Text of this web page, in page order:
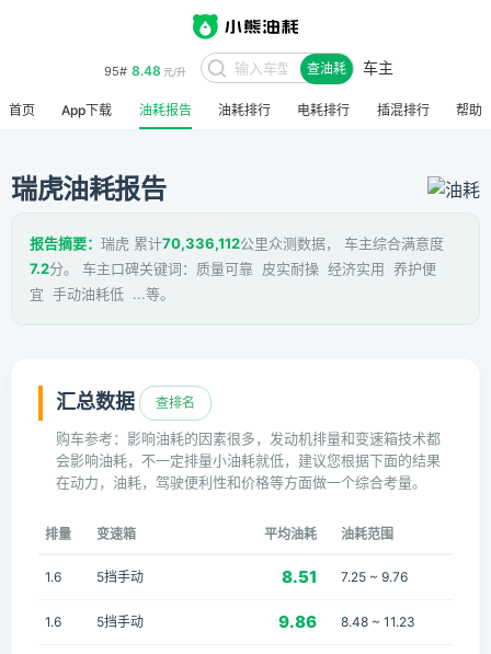
95# 8.48 元/升 查油耗 车主
首页 App下载 油耗报告 油耗排行 电耗排行 插混排行 帮助
瑞虎油耗报告
报告摘要： 瑞虎 累计70,336,112公里众测数据， 车主综合满意度
7.2分。 车主口碑关键词：质量可靠 皮实耐操 经济实用 养护便
宜 手动油耗低 ...等。
汇总数据 查排名
购车参考：影响油耗的因素很多，发动机排量和变速箱技术都
会影响油耗，不一定排量小油耗就低，建议您根据下面的结果
在动力，油耗，驾驶便利性和价格等方面做一个综合考量。
排量 变速箱 平均油耗 油耗范围
1.6 5挡手动 8.51 7.25 ~ 9.76
1.6 5挡手动 9.86 8.48 ~ 11.23